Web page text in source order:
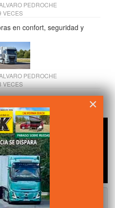
PEDROCHE
VECES
en confort, seguridad y
PEDROCHE
VECES
eTGM, D30 PowerLion y×